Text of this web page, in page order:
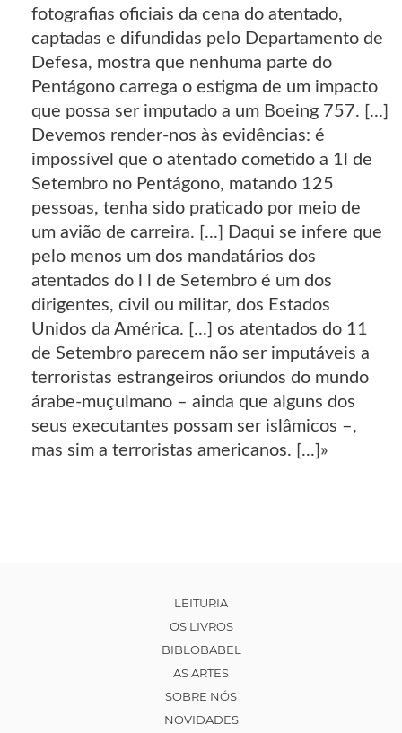
fotografias oficiais da cena do atentado,
captadas e difundidas pelo Departamento de
Defesa, mostra que nenhuma parte do
Pentágono carrega o estigma de um impacto
que possa ser imputado a um Boeing 757. [...]
Devemos render-nos às evidências: é
impossível que o atentado cometido a 1l de
Setembro no Pentágono, matando 125
pessoas, tenha sido praticado por meio de
um avião de carreira. [...] Daqui se infere que
pelo menos um dos mandatários dos
atentados do l l de Setembro é um dos
dirigentes, civil ou militar, dos Estados
Unidos da América. [...] os atentados do 11
de Setembro parecem não ser imputáveis a
terroristas estrangeiros oriundos do mundo
árabe-muçulmano – ainda que alguns dos
seus executantes possam ser islâmicos –,
mas sim a terroristas americanos. [...]»
LEITURIA
OS LIVROS
BIBLOBABEL
AS ARTES
SOBRE NÓS
NOVIDADES